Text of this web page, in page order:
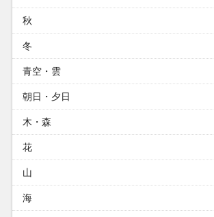
秋
冬
青空・雲
朝日・夕日
木・森
花
山
海